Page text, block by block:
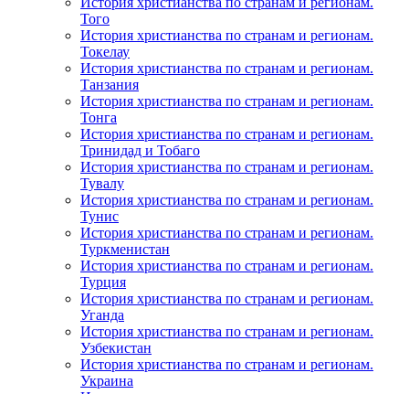
Того
История христианства по странам и регионам.
Токелау
История христианства по странам и регионам.
Танзания
История христианства по странам и регионам.
Тонга
История христианства по странам и регионам.
Тринидад и Тобаго
История христианства по странам и регионам.
Тувалу
История христианства по странам и регионам.
Тунис
История христианства по странам и регионам.
Туркменистан
История христианства по странам и регионам.
Турция
История христианства по странам и регионам.
Уганда
История христианства по странам и регионам.
Узбекистан
История христианства по странам и регионам.
Украина